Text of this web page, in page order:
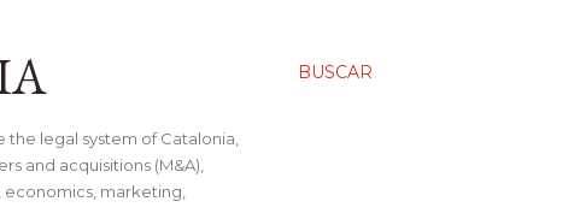
BUSCAR
the legal system of Catalonia,
and acquisitions (M&A),
economics, marketing,